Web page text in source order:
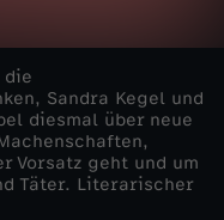
die
Sandra Kegel und
diesmal über neue
Vorsatz geht und um
Täter. Literarischer